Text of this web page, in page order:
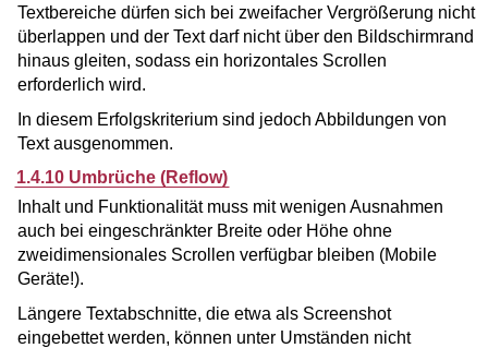
Textbereiche dürfen sich bei zweifacher Vergrößerung nicht
überlappen und der Text darf nicht über den Bildschirmrand
hinaus gleiten, sodass ein horizontales Scrollen
erforderlich wird.
In diesem Erfolgskriterium sind jedoch Abbildungen von
Text ausgenommen.
1.4.10 Umbrüche (Reflow)
Inhalt und Funktionalität muss mit wenigen Ausnahmen
auch bei eingeschränkter Breite oder Höhe ohne
zweidimensionales Scrollen verfügbar bleiben (Mobile
Geräte!).
Längere Textabschnitte, die etwa als Screenshot
eingebettet werden, können unter Umständen nicht